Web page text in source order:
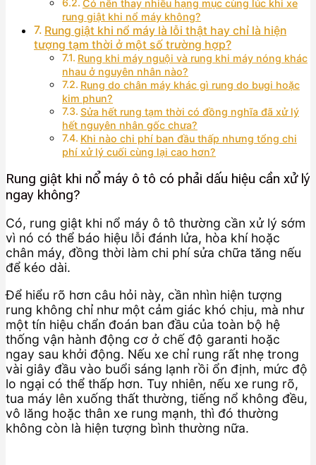
Có nên thay nhiều hạng mục cùng lúc khi xe
rung giật khi nổ máy không?
Rung giật khi nổ máy là lỗi thật hay chỉ là hiện
tượng tạm thời ở một số trường hợp?
Rung khi máy nguội và rung khi máy nóng khác
nhau ở nguyên nhân nào?
Rung do chân máy khác gì rung do bugi hoặc
kim phun?
Sửa hết rung tạm thời có đồng nghĩa đã xử lý
hết nguyên nhân gốc chưa?
Khi nào chi phí ban đầu thấp nhưng tổng chi
phí xử lý cuối cùng lại cao hơn?
Rung giật khi nổ máy ô tô có phải dấu hiệu cần xử lý
ngay không?
Có, rung giật khi nổ máy ô tô thường cần xử lý sớm
vì nó có thể báo hiệu lỗi đánh lửa, hòa khí hoặc
chân máy, đồng thời làm chi phí sửa chữa tăng nếu
để kéo dài.
Để hiểu rõ hơn câu hỏi này, cần nhìn hiện tượng
rung không chỉ như một cảm giác khó chịu, mà như
một tín hiệu chẩn đoán ban đầu của toàn bộ hệ
thống vận hành động cơ ở chế độ garanti hoặc
ngay sau khởi động. Nếu xe chỉ rung rất nhẹ trong
vài giây đầu vào buổi sáng lạnh rồi ổn định, mức độ
lo ngại có thể thấp hơn. Tuy nhiên, nếu xe rung rõ,
tua máy lên xuống thất thường, tiếng nổ không đều,
vô lăng hoặc thân xe rung mạnh, thì đó thường
không còn là hiện tượng bình thường nữa.